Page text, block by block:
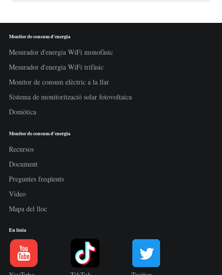
Monitor de consum d'energia
Mesurador d'energia WiFi monofàsic
Mesurador d'energia WiFi trifàsic
Monitor de consum elèctric a la llar
Sistema de monitorització solar fotovoltaica
Domòtica
Monitor de consum d'energia
Recursos
Document
Preguntes freqüents
Vídeo
Mapa del lloc
En línia